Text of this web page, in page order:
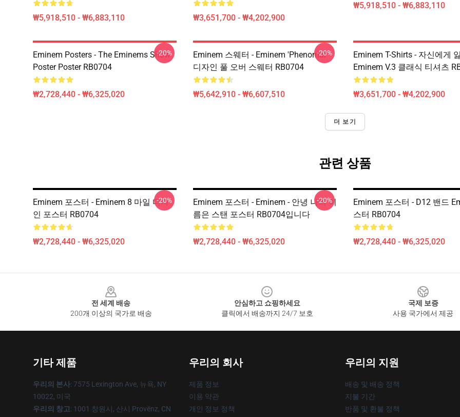
₩5,918,510 - ₩6,883,110 ₩3,651,700 - ₩4,202,900
₩5,918,510 - ₩6,883,110
Eminem Posters - The Eminems Show
Poster Poster RB0704
₩2,728,440 - ₩6,325,020
-20%
Eminem 스웨터 - Eminem 'Phenomal'
디자인 풀 오버 스웨터 RB0704
₩5,642,910 - ₩6,607,510
-20%
Eminem T-Shirts - 자신에게
Eminem V.3 클래식 티셔츠
₩3,651,700 - ₩4,202,900
더 보기
관련 상품
Eminem 포스터 - Eminem 8 마일 디자
인 포스터 RB0704
₩2,728,440 - ₩6,325,020
-20%
Eminem 포스터 - Eminem - 안녕 나의 이
름은 스탠 포스터 RB0704입니다
₩2,728,440 - ₩6,325,020
-20%
Eminem 포스터 - D12 밴드
스터 RB0704
₩2,728,440 - ₩6,325,020
전 세계 배송
200개 이상의 국가로 배송
안심하고 쇼핑하세요
클릭에서 배송까지 24/7 보호
국제 보증
사용 국가에서 제공
기타 제품
우리의 본사: 7575 Lexington Ave, 뉴욕, NY
10022, 미국
우리의 창고: 1001 창원시, 산시 Provënz, CN
우리의 회사
제품 정보
이용 약관
개인 정보 정책
우리의 지원
배송 및 배송 정책
지불 기간
반품 및 환불 정책